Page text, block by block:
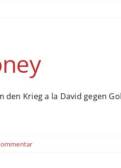
den Krieg a la David gegen